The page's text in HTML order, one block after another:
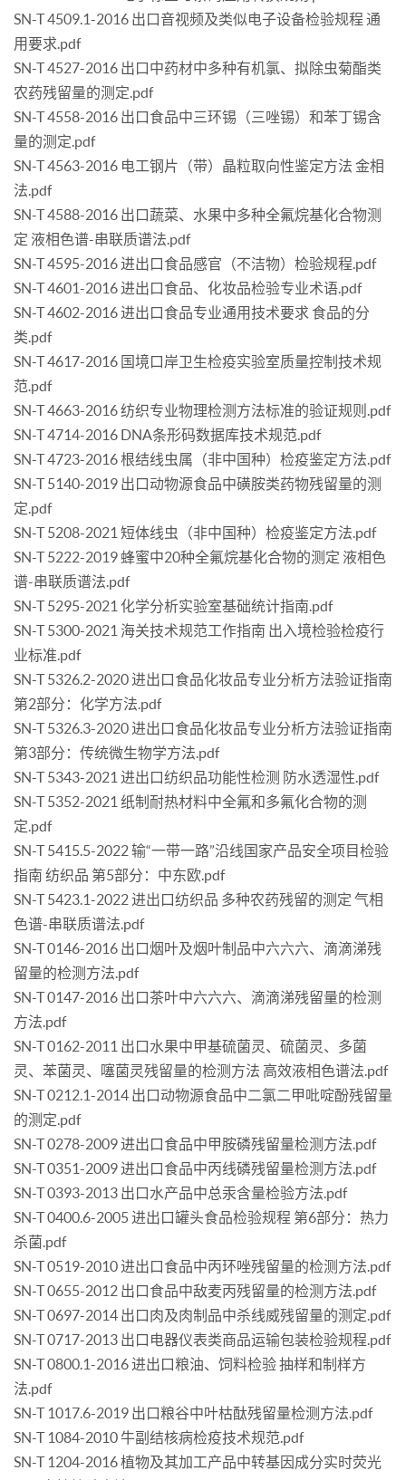
SN-T 4509.1-2016 出口音视频及类似电子设备检验规程 通
用要求.pdf
SN-T 4527-2016 出口中药材中多种有机氯、拟除虫菊酯类
农药残留量的测定.pdf
SN-T 4558-2016 出口食品中三环锡（三唑锡）和苯丁锡含
量的测定.pdf
SN-T 4563-2016 电工钢片（带）晶粒取向性鉴定方法 金相
法.pdf
SN-T 4588-2016 出口蔬菜、水果中多种全氟烷基化合物测
定 液相色谱-串联质谱法.pdf
SN-T 4595-2016 进出口食品感官（不洁物）检验规程.pdf
SN-T 4601-2016 进出口食品、化妆品检验专业术语.pdf
SN-T 4602-2016 进出口食品专业通用技术要求 食品的分
类.pdf
SN-T 4617-2016 国境口岸卫生检疫实验室质量控制技术规
范.pdf
SN-T 4663-2016 纺织专业物理检测方法标准的验证规则.pdf
SN-T 4714-2016 DNA条形码数据库技术规范.pdf
SN-T 4723-2016 根结线虫属（非中国种）检疫鉴定方法.pdf
SN-T 5140-2019 出口动物源食品中磺胺类药物残留量的测
定.pdf
SN-T 5208-2021 短体线虫（非中国种）检疫鉴定方法.pdf
SN-T 5222-2019 蜂蜜中20种全氟烷基化合物的测定 液相色
谱-串联质谱法.pdf
SN-T 5295-2021 化学分析实验室基础统计指南.pdf
SN-T 5300-2021 海关技术规范工作指南 出入境检验检疫行
业标准.pdf
SN-T 5326.2-2020 进出口食品化妆品专业分析方法验证指南
第2部分：化学方法.pdf
SN-T 5326.3-2020 进出口食品化妆品专业分析方法验证指南
第3部分：传统微生物学方法.pdf
SN-T 5343-2021 进出口纺织品功能性检测 防水透湿性.pdf
SN-T 5352-2021 纸制耐热材料中全氟和多氟化合物的测
定.pdf
SN-T 5415.5-2022 输“一带一路”沿线国家产品安全项目检验
指南 纺织品 第5部分：中东欧.pdf
SN-T 5423.1-2022 进出口纺织品 多种农药残留的测定 气相
色谱-串联质谱法.pdf
SN-T 0146-2016 出口烟叶及烟叶制品中六六六、滴滴涕残
留量的检测方法.pdf
SN-T 0147-2016 出口茶叶中六六六、滴滴涕残留量的检测
方法.pdf
SN-T 0162-2011 出口水果中甲基硫菌灵、硫菌灵、多菌
灵、苯菌灵、噻菌灵残留量的检测方法 高效液相色谱法.pdf
SN-T 0212.1-2014 出口动物源食品中二氯二甲吡啶酚残留量
的测定.pdf
SN-T 0278-2009 进出口食品中甲胺磷残留量检测方法.pdf
SN-T 0351-2009 进出口食品中丙线磷残留量检测方法.pdf
SN-T 0393-2013 出口水产品中总汞含量检验方法.pdf
SN-T 0400.6-2005 进出口罐头食品检验规程 第6部分：热力
杀菌.pdf
SN-T 0519-2010 进出口食品中丙环唑残留量的检测方法.pdf
SN-T 0655-2012 出口食品中敌麦丙残留量的检测方法.pdf
SN-T 0697-2014 出口肉及肉制品中杀线威残留量的测定.pdf
SN-T 0717-2013 出口电器仪表类商品运输包装检验规程.pdf
SN-T 0800.1-2016 进出口粮油、饲料检验 抽样和制样方
法.pdf
SN-T 1017.6-2019 出口粮谷中叶枯酞残留量检测方法.pdf
SN-T 1084-2010 牛副结核病检疫技术规范.pdf
SN-T 1204-2016 植物及其加工产品中转基因成分实时荧光